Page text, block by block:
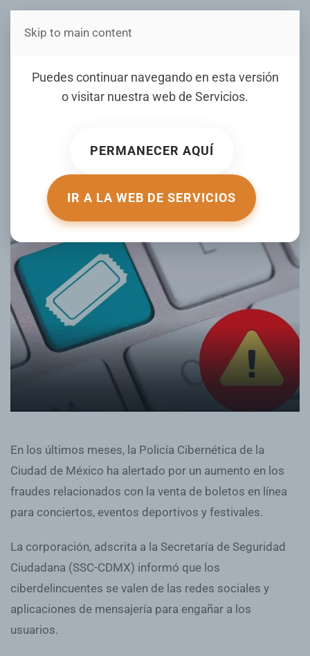
Estás en Telenord Medios
Puedes continuar navegando en esta versión
o visitar nuestra web de Servicios.
PERMANECER AQUÍ
IR A LA WEB DE SERVICIOS
Skip to main content
¡Que no te arruinen el
concierto! Consejos para
en línea
ESCRITO POR DINEROENIMAGEN.COM EL 20 AGOSTO 2025
PUBLICADO EN
TU DINERO.
En los últimos meses, la Policía Cibernética de la
Ciudad de México ha alertado por un aumento en los
fraudes relacionados con la venta de boletos en línea
para conciertos, eventos deportivos y festivales.
La corporación, adscrita a la Secretaría de Seguridad
Ciudadana (SSC-CDMX) informó que los
ciberdelincuentes se valen de las redes sociales y
aplicaciones de mensajería para engañar a los
usuarios.